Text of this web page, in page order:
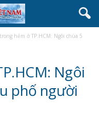
hẻm ở TP.HCM: Ngôi chùa 5
Ngôi
phố người